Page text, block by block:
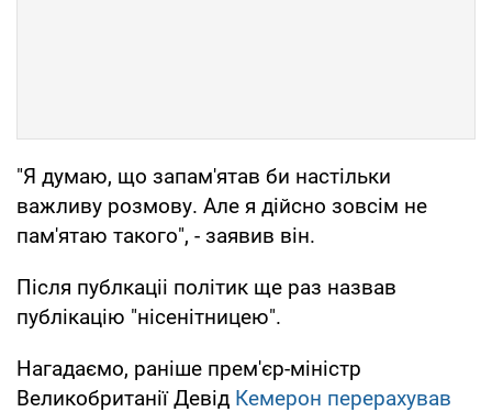
"Я думаю, що запам'ятав би настільки
важливу розмову. Але я дійсно зовсім не
пам'ятаю такого", - заявив він.
Після публкаціі політик ще раз назвав
публікацію "нісенітницею".
Нагадаємо, раніше прем'єр-міністр
Великобританії Девід Кемерон перерахував